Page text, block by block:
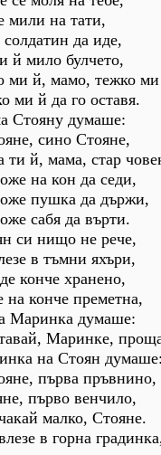
мили на тати,
солдатин да иде,
й мило булчето,
ми й, мамо, тежко
ми й да го оставя.
Стояну думаше:
сино Стояне,
ти й, мама, стар
на кон да седи,
пушка да държи,
сабя да върти.
си нищо не рече,
в тъмни яхъри,
конче хранено,
на конче преметна,
Маринка думаше:
Маринке,
на Стоян думаше:
първа пръвнино,
първо венчило,
малко, Стояне.
в горна